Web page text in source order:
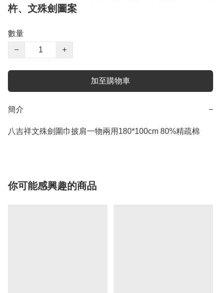
杵、文殊劍圖案
數量
−
+
加至購物車
簡介 −
八吉祥文殊劍圍巾披肩一物兩用180*100cm 80%精疏棉
你可能感興趣的商品